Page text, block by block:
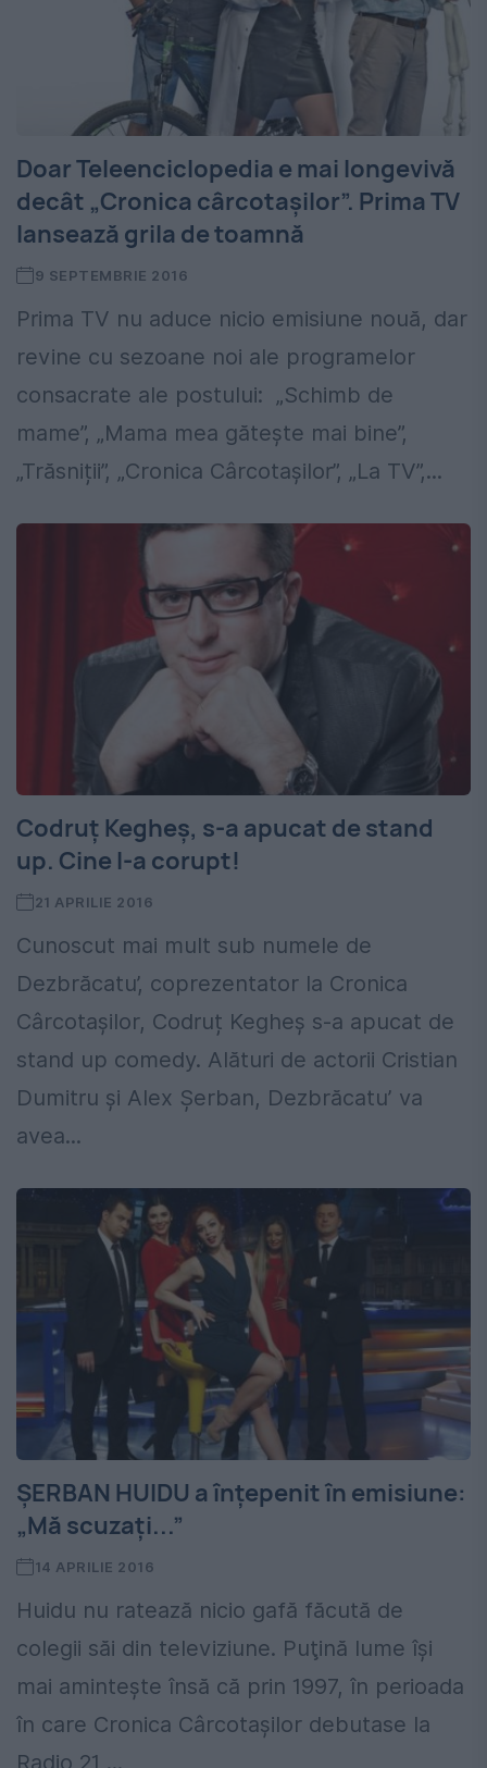
Doar Teleenciclopedia e mai longevivă
decât „Cronica cârcotașilor”. Prima TV
lansează grila de toamnă
9 SEPTEMBRIE 2016
Prima TV nu aduce nicio emisiune nouă, dar
revine cu sezoane noi ale programelor
consacrate ale postului: „Schimb de
mame”, „Mama mea gătește mai bine”,
„Trăsniții”, „Cronica Cârcotașilor”, „La TV”,...
Codruț Kegheș, s-a apucat de stand
up. Cine l-a corupt!
21 APRILIE 2016
Cunoscut mai mult sub numele de
Dezbrăcatu’, coprezentator la Cronica
Cârcotașilor, Codruț Kegheș s-a apucat de
stand up comedy. Alături de actorii Cristian
Dumitru și Alex Șerban, Dezbrăcatu’ va
avea...
ȘERBAN HUIDU a înțepenit în emisiune:
„Mă scuzați...”
14 APRILIE 2016
Huidu nu ratează nicio gafă făcută de
colegii săi din televiziune. Puţină lume îşi
mai aminteşte însă că prin 1997, în perioada
în care Cronica Cârcotașilor debutase la